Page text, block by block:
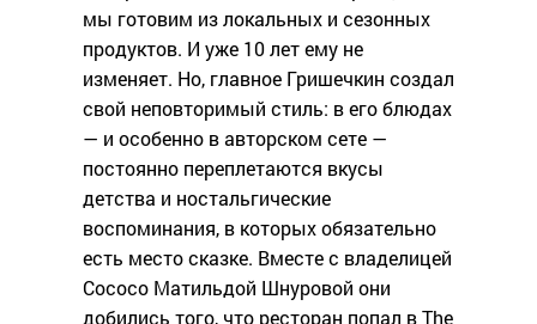
мы готовим из локальных и сезонных
продуктов. И уже 10 лет ему не
изменяет. Но, главное Гришечкин создал
свой неповторимый стиль: в его блюдах
— и особенно в авторском сете —
постоянно переплетаются вкусы
детства и ностальгические
воспоминания, в которых обязательно
есть место сказке. Вместе с владелицей
Сососо Матильдой Шнуровой они
добились того, что ресторан попал в The